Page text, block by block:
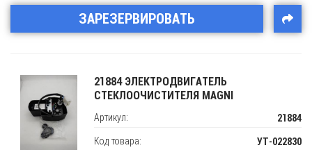
ЗАРЕЗЕРВИРОВАТЬ
21884 ЭЛЕКТРОДВИГАТЕЛЬ
СТЕКЛООЧИСТИТЕЛЯ MAGNI
Артикул:
21884
Код товара: УТ-022830